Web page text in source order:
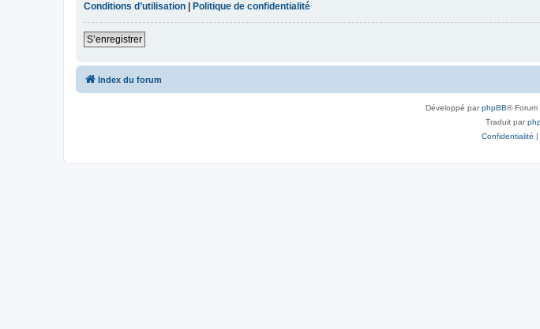
Conditions d’utilisation
Politique de confidentialité
S’enregistrer
Index du forum
Développé parphpBB® Forum
Traduit par
Confidentialité |